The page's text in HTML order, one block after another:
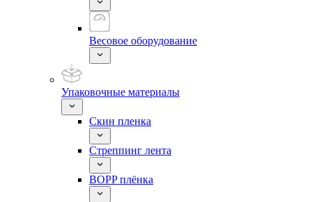
Весовое оборудование
Упаковочные материалы
Скин пленка
Стреппинг лента
BOPP плёнка